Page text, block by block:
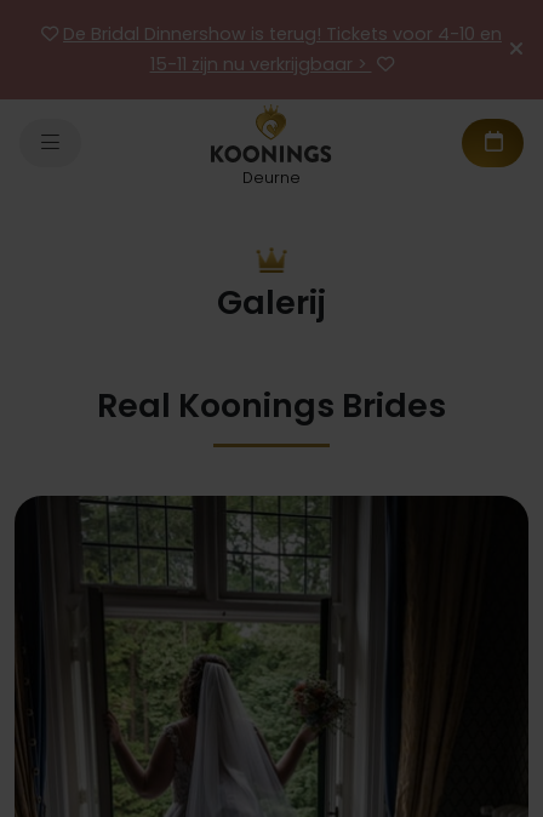
De Bridal Dinnershow is terug! Tickets voor 4-10 en
15-11 zijn nu verkrijgbaar >
Deurne
Galerij
Real Koonings Brides